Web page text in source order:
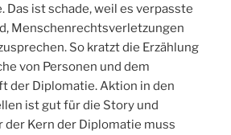
Das ist schade, weil es verpasste
Menschenrechtsverletzungen
So kratzt die Erzählung
von Personen und dem
der Diplomatie. Aktion in den
ist gut für die Story und
der Kern der Diplomatie muss